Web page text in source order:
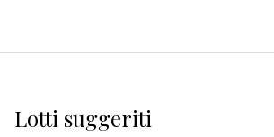
Lotti suggeriti